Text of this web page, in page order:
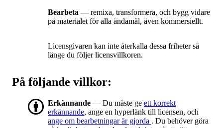
Bearbeta — remixa, transformera, och bygg vidare
på materialet för alla ändamål, även kommersiellt.
Licensgivaren kan inte återkalla dessa friheter så
länge du följer licensvillkoren.
På följande villkor:
Erkännande — Du måste ge ett korrekt
erkännande, ange en hyperlänk till licensen, och
ange om bearbetningar är gjorda . Du behöver göra